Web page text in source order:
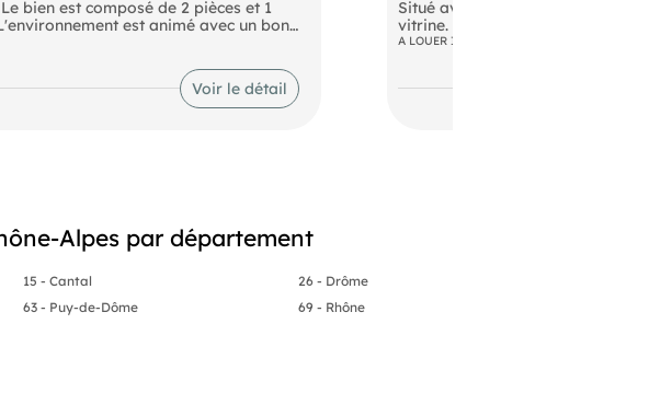
bien est composé de 2 pièces et 1
est animé avec un bon
Voir le détail
Situé avenue Foch, à proximité
vitrine. Emplacement qualitatif et
A LOUER IMMOBILIER D'ENTREPRISE LOCAUX
Alpes par département
15 - Cantal
26 - Drôme
63 - Puy-de-Dôme
69 - Rhône